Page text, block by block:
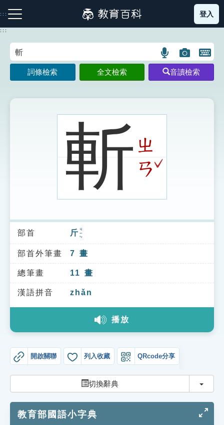
到
主
:::
注音索引圖示 筆畫索引圖示 部首索引表圖示
索引選單
知識索引
單字索引
生命大百科索引
教學應用
登入
:::
語
言
搜
示
圖
片
搜
開
鍵
圖
詞條檢索 全文檢索 音讀檢索
斬ㄓ
ㄢ ˇ
部首 斤 ㄐㄧㄣ
部首外筆畫 7 畫
總筆畫 11 畫
漢語拼音 zhǎn
播放
開啟關聯 列入收藏 QRcode分享
切換辭典 切換
教育部國語小字典